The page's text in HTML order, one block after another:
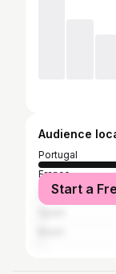
Audience
Portugal
France
Switzerland
Start a